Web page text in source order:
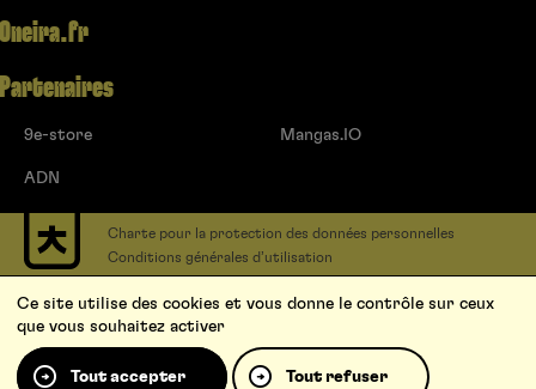
Oneira.fr
Partenaires
9e-store
ADN
Mangas.IO
Charte pour la protection des données personnelles
Conditions générales d’utilisation
Contact
Soumettre un projet
Proposer une série
Qui sommes-nous ?
Ce site utilise des cookies et vous donne le contrôle sur ceux
que vous souhaitez activer
Tout accepter Tout refuser